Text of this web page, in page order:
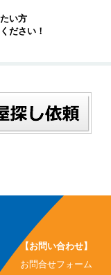
い方
ださい！
【お問い合わせ】
お問合せフォーム